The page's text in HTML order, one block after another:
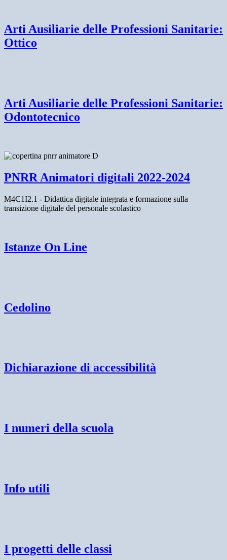
Arti Ausiliarie delle Professioni Sanitarie:
Ottico
Arti Ausiliarie delle Professioni Sanitarie:
Odontotecnico
PNRR Animatori digitali 2022-2024
M4C1I2.1 - Didattica digitale integrata e formazione sulla
transizione digitale del personale scolastico
Istanze On Line
Cedolino
Dichiarazione di accessibilità
I numeri della scuola
Info utili
I progetti delle classi